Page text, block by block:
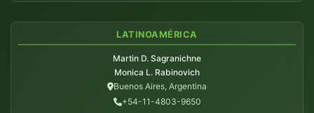
LATINOAMÉRICA
Martin D. Sagranichne
Monica L. Rabinovich
Buenos Aires, Argentina
+54-11-4803-9650